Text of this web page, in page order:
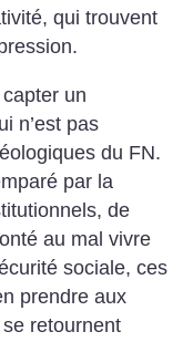
qui trouvent
un
n’est pas
du FN.
par la
de
au mal vivre
sociale, ces
prendre aux
retournent